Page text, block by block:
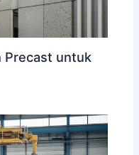
Precast untuk